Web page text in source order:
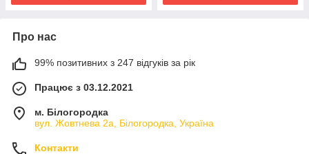
Про нас
99% позитивних з 247 відгуків за рік
Працює з 03.12.2021
м. Білогородка
вул. Жовтнева 2а, Білогородка, Україна
Контакти